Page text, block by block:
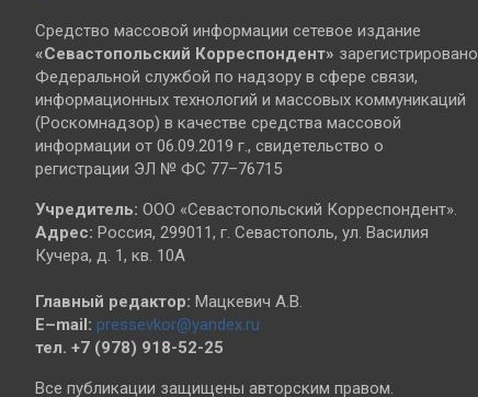
Средство массовой информации сетевое издание
«Севастопольский Корреспондент» зарегистрировано
Федеральной службой по надзору в сфере связи,
информационных технологий и массовых коммуникаций
(Роскомнадзор) в качестве средства массовой
информации от 06.09.2019 г., свидетельство о
регистрации ЭЛ № ФС 77–76715
Учредитель: ООО «Севастопольский Корреспондент».
Адрес: Россия, 299011, г. Севастополь, ул. Василия
Кучера, д. 1, кв. 10А
Главный редактор: Мацкевич А.В.
E–mail: pressevkor@yandex.ru
тел. +7 (978) 918-52-25
Все публикации защищены авторским правом.